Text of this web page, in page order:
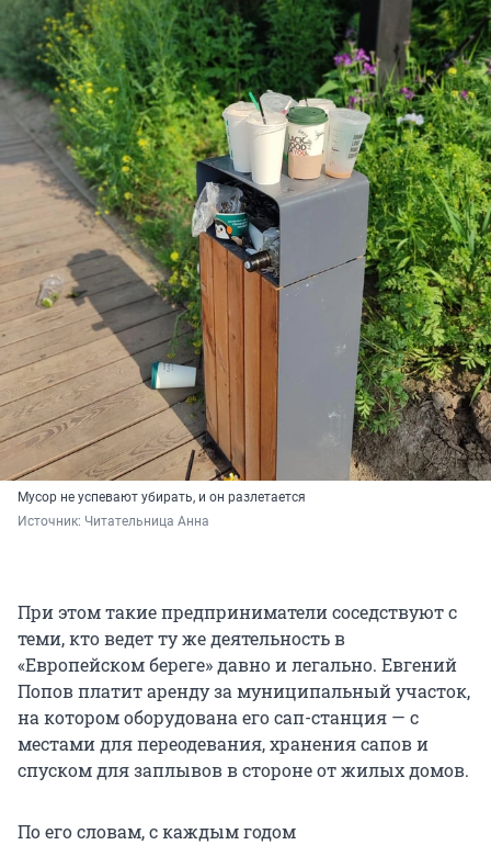
Мусор не успевают убирать, и он разлетается
Источник: Читательница Анна
При этом такие предприниматели соседствуют с
теми, кто ведет ту же деятельность в
«Европейском береге» давно и легально. Евгений
Попов платит аренду за муниципальный участок,
на котором оборудована его сап-станция — с
местами для переодевания, хранения сапов и
спуском для заплывов в стороне от жилых домов.
По его словам, с каждым годом